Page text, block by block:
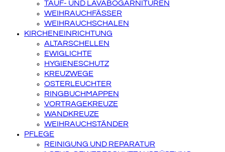
TAUF- UND LAVABOGARNITUREN
WEIHRAUCHFÄSSER
WEIHRAUCHSCHALEN
KIRCHENEINRICHTUNG
ALTARSCHELLEN
EWIGLICHTE
HYGIENESCHUTZ
KREUZWEGE
OSTERLEUCHTER
RINGBUCHMAPPEN
VORTRAGEKREUZE
WANDKREUZE
WEIHRAUCHSTÄNDER
PFLEGE
REINIGUNG UND REPARATUR